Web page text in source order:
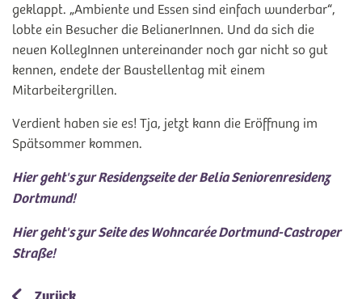
geklappt. „Ambiente und Essen sind einfach wunderbar“,
lobte ein Besucher die BelianerInnen. Und da sich die
neuen KollegInnen untereinander noch gar nicht so gut
kennen, endete der Baustellentag mit einem
Mitarbeitergrillen.
Verdient haben sie es! Tja, jetzt kann die Eröffnung im
Spätsommer kommen.
Hier geht's zur Residenzseite der Belia Seniorenresidenz
Dortmund!
Hier geht's zur Seite des Wohncarée Dortmund-Castroper
Straße!